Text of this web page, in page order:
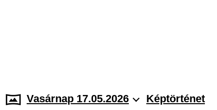
Vasárnap 17.05.2026 Képtörténet